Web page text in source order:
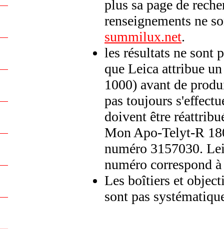
plus sa page de
renseignements ne
summilux.net.
les résultats ne sont
que Leica attribue
1000) avant de
pas toujours
doivent être
Mon Apo-Telyt-R
numéro 3157030.
numéro correspond
Les boîtiers et
sont pas